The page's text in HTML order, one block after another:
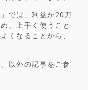
では、利益が20万
、上手く使うこと
くなることから、
以外の記事をご参